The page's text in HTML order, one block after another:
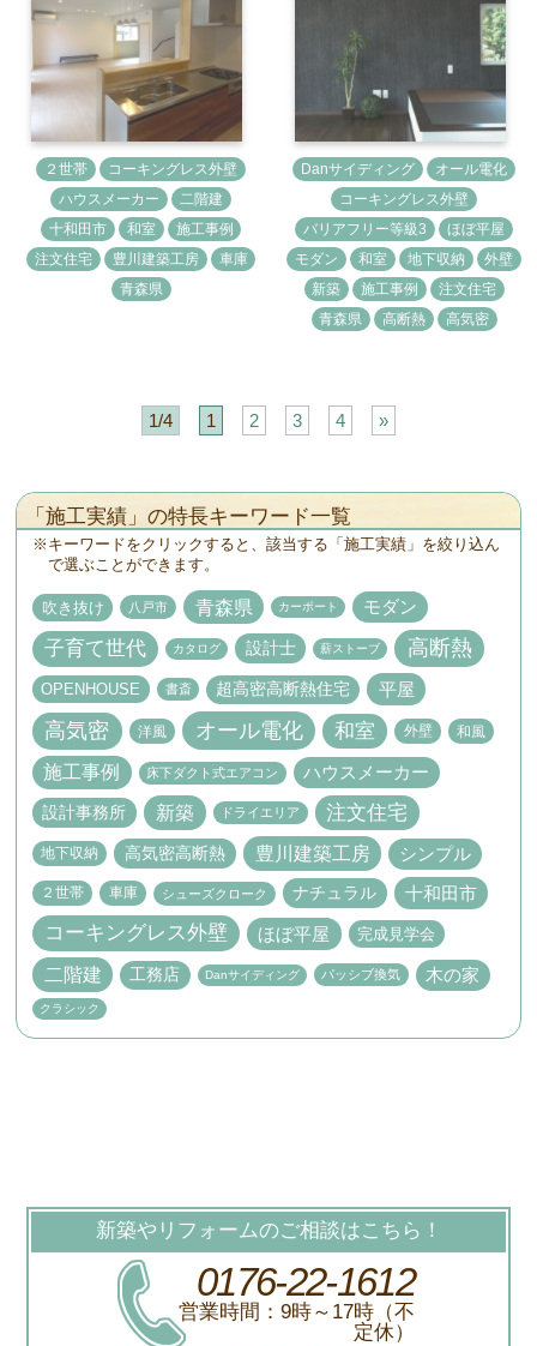
２世帯 コーキングレス外壁
ハウスメーカー 二階建
十和田市 和室 施工事例
注文住宅 豊川建築工房 車庫
青森県
Danサイディング オール電化
コーキングレス外壁
バリアフリー等級3 ほぼ平屋
モダン 和室 地下収納 外壁
新築 施工事例 注文住宅
青森県 高断熱 高気密
1/4 1 2 3 4 »
「施工実績」の特長キーワード一覧
キーワードをクリックすると、該当する「施工実績」を絞り込ん
で選ぶことができます。
吹き抜け 八戸市 青森県 カーポート モダン
子育て世代 カタログ 設計士 薪ストーブ 高断熱
OPENHOUSE 書斎 超高密高断熱住宅 平屋
高気密 洋風 オール電化 和室 外壁 和風
施工事例 床下ダクト式エアコン ハウスメーカー
設計事務所 新築 ドライエリア 注文住宅
地下収納 高気密高断熱 豊川建築工房 シンプル
２世帯 車庫 シューズクローク ナチュラル 十和田市
コーキングレス外壁 ほぼ平屋 完成見学会
二階建 工務店 Danサイディング パッシブ換気 木の家
クラシック
新築やリフォームのご相談はこちら！
0176-22-1612
営業時間：9時～17時（不
定休）